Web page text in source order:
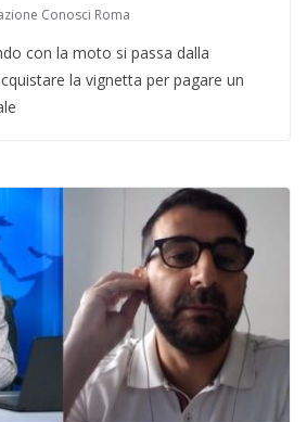
Conosci Roma
con la moto si passa dalla
la vignetta per pagare un